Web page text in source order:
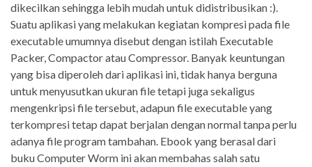
dikecilkan sehingga lebih mudah untuk didistribusikan :).
Suatu aplikasi yang melakukan kegiatan kompresi pada file
executable umumnya disebut dengan istilah Executable
Packer, Compactor atau Compressor. Banyak keuntungan
yang bisa diperoleh dari aplikasi ini, tidak hanya berguna
untuk menyusutkan ukuran file tetapi juga sekaligus
mengenkripsi file tersebut, adapun file executable yang
terkompresi tetap dapat berjalan dengan normal tanpa perlu
adanya file program tambahan. Ebook yang berasal dari
buku Computer Worm ini akan membahas salah satu